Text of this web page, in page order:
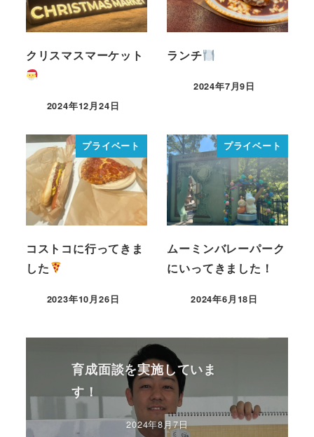
クリスマスマーケット
2024年12月24日
ランチ
2024年7月9日
プライベート
コストコに行ってきま
した
2023年10月26日
プライベート
ムーミンバレーパーク
にいってきました！
2024年6月18日
育成面談を実施していま
す！
2024年8月7日